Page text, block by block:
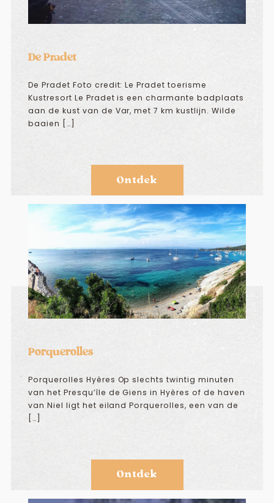
De Pradet
De Pradet Foto credit: Le Pradet toerisme
Kustresort Le Pradet is een charmante badplaats
aan de kust van de Var, met 7 km kustlijn. Wilde
baaien […]
Ontdek
Porquerolles
Porquerolles Hyères Op slechts twintig minuten
van het Presqu’île de Giens in Hyères of de haven
van Niel ligt het eiland Porquerolles, een van de
[…]
Ontdek